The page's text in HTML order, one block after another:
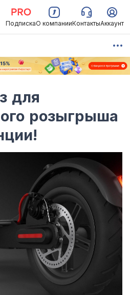
ПодпискаО компанииКонтактыАккаунт
для
розыгрыша